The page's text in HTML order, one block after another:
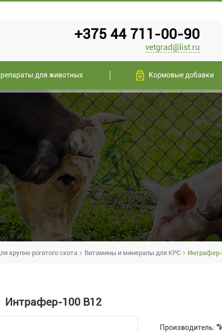
+375 44 711-00-90
vetgrad@list.ru
для животных Кормовые добавки
крупно рогатого скота Витамины и минералы для КРС
Интрафер-100 В12
Производитель: